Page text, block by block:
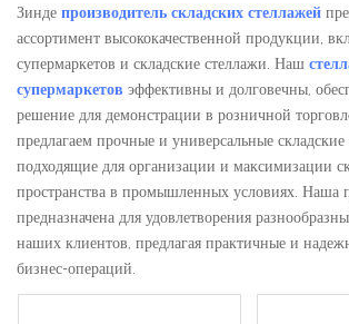
Зинде производитель складских стеллажей
ассортимент высококачественной продукции,
супермаркетов и складские стеллажи. Наш
супермаркетов эффективны и долговечны,
решение для демонстрации в розничной
предлагаем прочные и универсальные
подходящие для организации и максимизации
пространства в промышленных условиях. Наша
предназначена для удовлетворения
наших клиентов, предлагая практичные и
бизнес-операций.